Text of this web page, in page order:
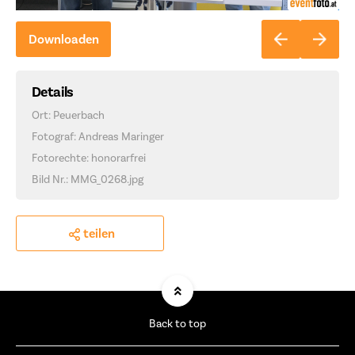
Downloaden
Details
Ort: Peuerbach
Fotograf: Andreas Maringer
Fotorechte: honorarfrei
Bild Nr.: MMG_0268.jpg
teilen
Back to top